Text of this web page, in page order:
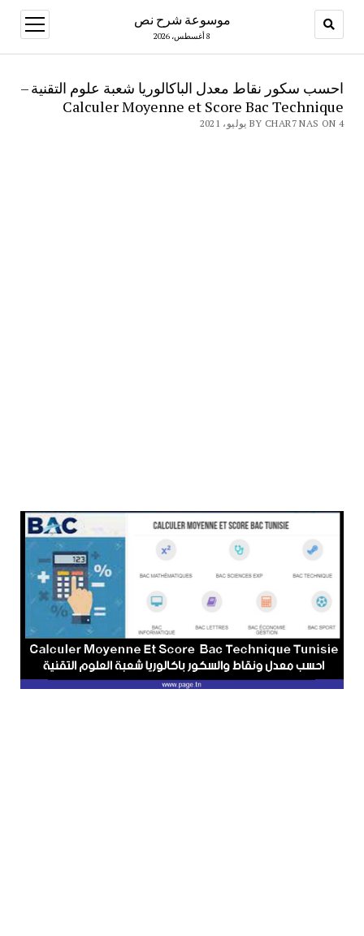
موسوعة شرح نص
8 أغسطس، 2026
open
menu
احسب سكور نقاط معدل الباكالوريا شعبة علوم التقنية –
Calculer Moyenne et Score Bac Technique
BY CHAR7 NAS ON 4 يوليو، 2021